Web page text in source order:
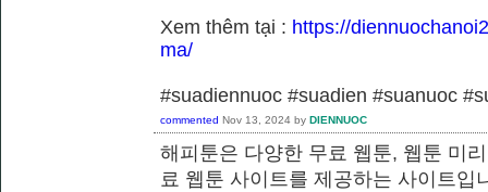
Xem thêm tại : https://
ma/
#suadiennuoc #suadien #suanuoc
commented Nov 13, 2024 by DIENNUOC
해피툰은 다양한 무료 웹툰, 웹툰 미
료 웹툰 사이트를 제공하는 사이트